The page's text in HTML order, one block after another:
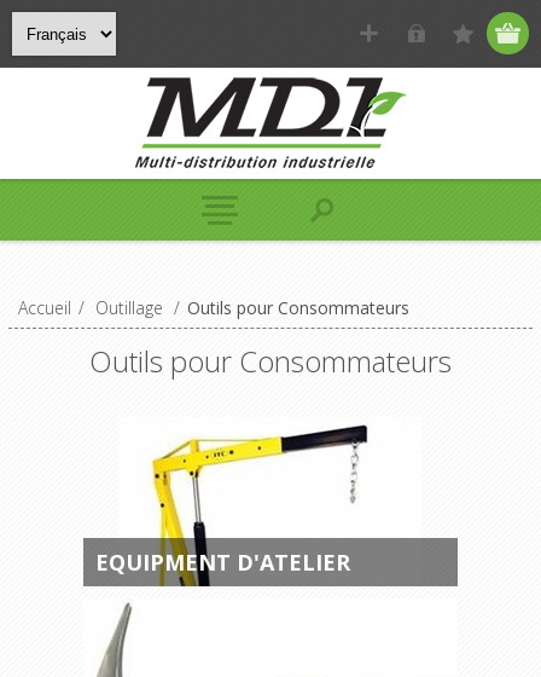
Accueil / Outillage / Outils pour Consommateurs
Outils pour Consommateurs
EQUIPMENT D'ATELIER